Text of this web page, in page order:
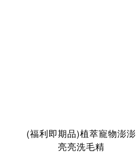
(福利即期品)植萃寵物澎澎
亮亮洗毛精